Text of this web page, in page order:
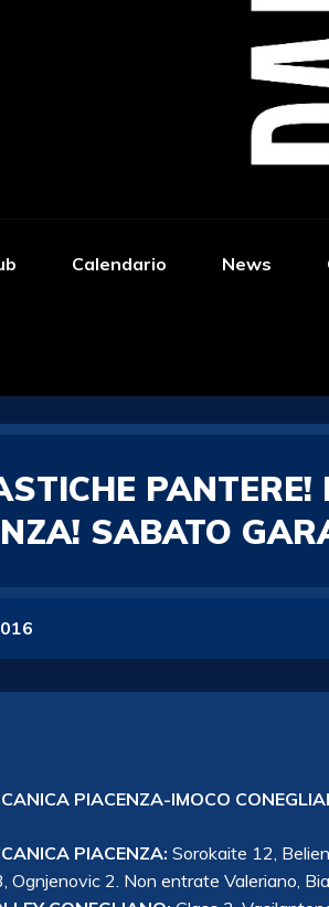
Calendario News
SABATO
PIACENZA-IMOCO
PIACENZA: Sorokaite 12,
Ognjenovic 2. Non entrate Valeriano,